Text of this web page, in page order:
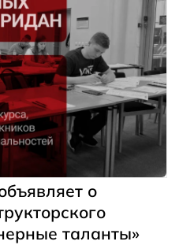
о
таланты»